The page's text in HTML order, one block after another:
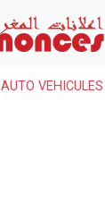
AUTO VEHICULES